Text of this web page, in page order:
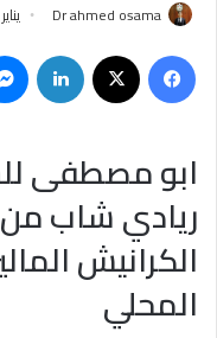
Dr ahmed osama يناير 28, 2025
فيسبوك
ابو مصطفى
ريادي شاب
الكرانيش
المحلي